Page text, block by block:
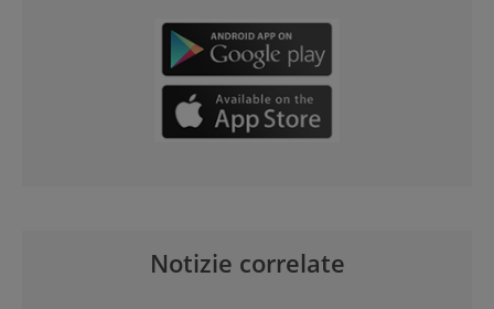
Notizie correlate